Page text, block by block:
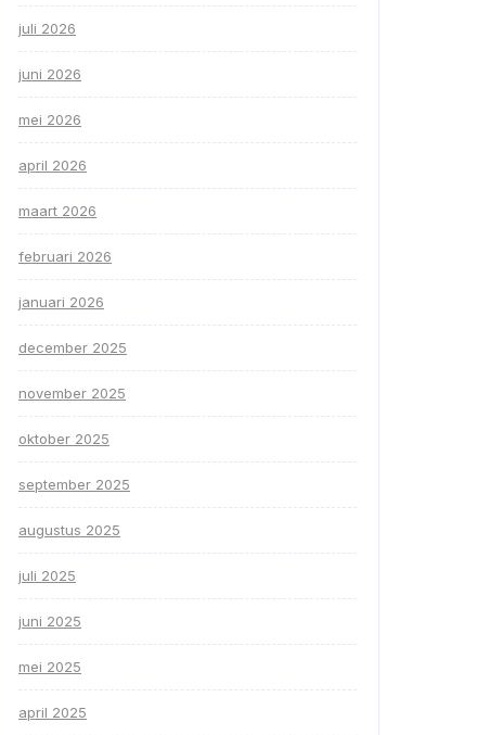
juli 2026
juni 2026
mei 2026
april 2026
maart 2026
februari 2026
januari 2026
december 2025
november 2025
oktober 2025
september 2025
augustus 2025
juli 2025
juni 2025
mei 2025
april 2025